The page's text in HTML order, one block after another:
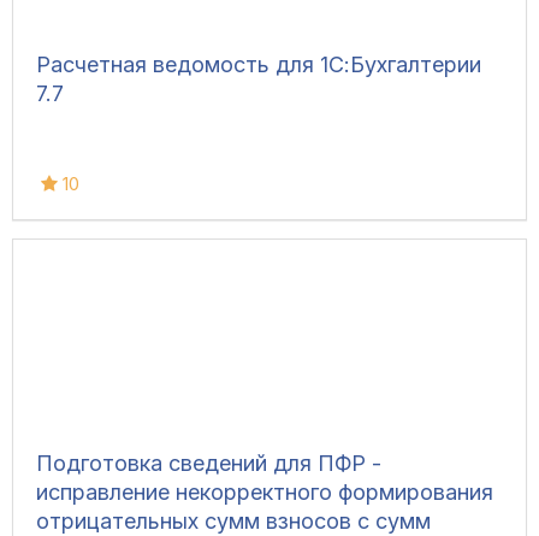
Расчетная ведомость для 1С:Бухгалтерии
7.7
10
Подготовка сведений для ПФР -
исправление некорректного формирования
отрицательных сумм взносов с сумм